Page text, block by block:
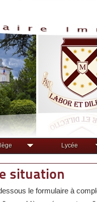
Lycée
situation
le formulaire à